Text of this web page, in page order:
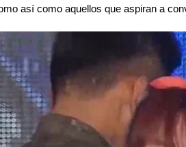
así como aquellos que aspiran a